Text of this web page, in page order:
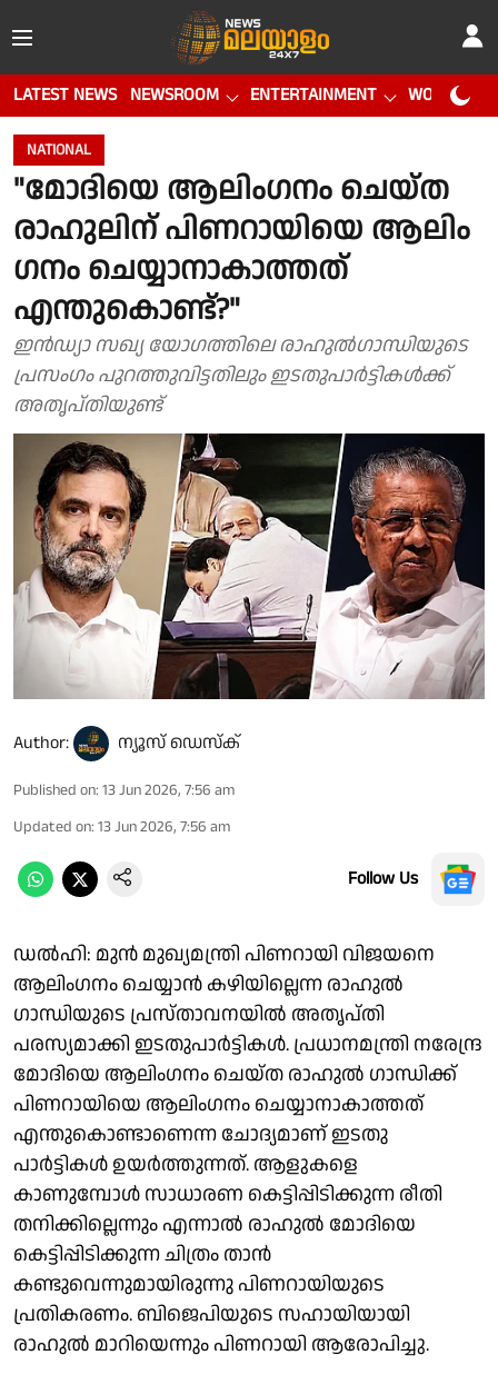
LATEST NEWS NEWSROOM ENTERTAINMENT WORLD CUP
NATIONAL
"മോദിയെ ആലിം​ഗനം ചെയ്ത
രാ​ഹുലിന് പിണറായിയെ ആലിം​
ഗനം ചെയ്യാനാകാത്തത്
എന്തുകൊണ്ട്?"
ഇൻഡ്യാ സഖ്യ യോഗത്തിലെ രാഹുൽഗാന്ധിയുടെ
പ്രസംഗം പുറത്തുവിട്ടതിലും ഇടതുപാർട്ടികൾക്ക്
അതൃപ്തിയുണ്ട്
Author: ന്യൂസ് ഡെസ്ക്
Published on: 13 Jun 2026, 7:56 am
Updated on: 13 Jun 2026, 7:56 am
Follow Us
ഡൽഹി: മുൻ മുഖ്യമന്ത്രി പിണറായി വിജയനെ
ആലിം​ഗനം ചെയ്യാൻ കഴിയില്ലെന്ന രാഹുൽ ​
ഗാന്ധിയുടെ പ്രസ്താവനയിൽ അതൃപ്തി
പരസ്യമാക്കി ഇടതുപാർട്ടികൾ. പ്രധാനമന്ത്രി നരേന്ദ്ര
മോദിയെ ആലിം​ഗനം ചെയ്ത രാ​ഹുൽ ​ഗാന്ധിക്ക്
പിണറായിയെ ആലിം​ഗനം ചെയ്യാനാകാത്തത്
എന്തുകൊണ്ടാണെന്ന ചോദ്യമാണ് ഇടതു
പാർട്ടികൾ ഉയർത്തുന്നത്. ആളുകളെ
കാണുമ്പോൾ സാധാരണ കെട്ടിപ്പിടിക്കുന്ന രീതി
തനിക്കില്ലെന്നും എന്നാൽ രാഹുൽ മോദിയെ
കെട്ടിപ്പിടിക്കുന്ന ചിത്രം താൻ
കണ്ടുവെന്നുമായിരുന്നു പിണറായിയുടെ
പ്രതികരണം. ബിജെപിയുടെ സഹായിയായി
രാഹുൽ മാറിയെന്നും പിണറായി ആരോപിച്ചു.